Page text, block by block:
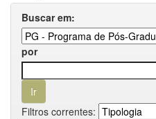
Buscar em:
por
Filtros correntes: